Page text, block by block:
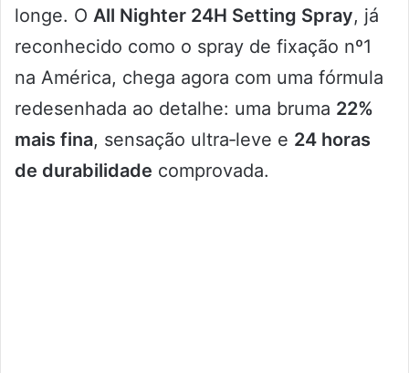
longe. O All Nighter 24H Setting Spray, já
reconhecido como o spray de fixação nº1
na América, chega agora com uma fórmula
redesenhada ao detalhe: uma bruma 22%
mais fina, sensação ultra‑leve e 24 horas
de durabilidade comprovada.